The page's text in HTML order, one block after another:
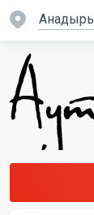
Анадырь